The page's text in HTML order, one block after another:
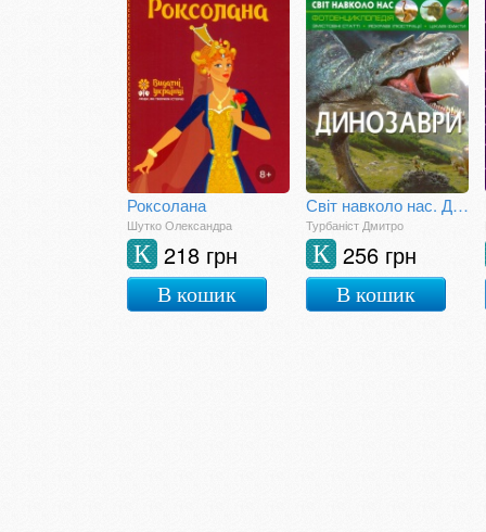
Роксолана
Шутко Олександра
218 грн
К
В кошик
Світ навколо нас. Динозаври
Турбаніст Дмитро
256 грн
К
В кошик